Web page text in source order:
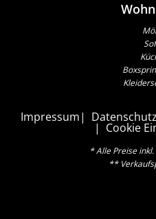
Impressum Datenschutz
Cookie
* Alle Preise
**